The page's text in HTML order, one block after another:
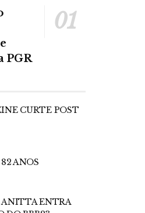
PGR
CURTE POST
ANOS
ENTRA